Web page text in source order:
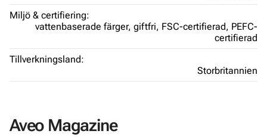
Miljö & certifiering:
vattenbaserade färger, giftfri, FSC-certifierad, PEFC-
certifierad
Tillverkningsland:
Storbritannien
Aveo Magazine